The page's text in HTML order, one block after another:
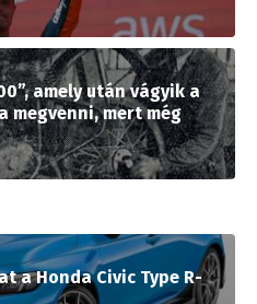
amely után vágyik a
megvenni, mert még
a Honda Civic Type R-